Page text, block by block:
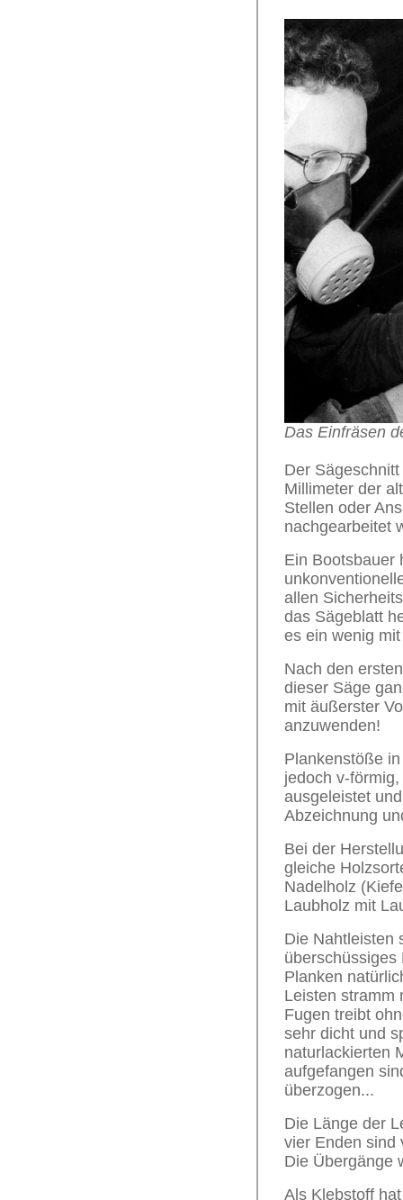
Das Einfräsen
Der
Millimeter der
Stellen oder
nachgearbeitet
Ein Bootsbauer
allen
das Sägeblatt
es ein wenig
Nach den
dieser Säge
mit äußerster
anzuwenden!
Plankenstöße
jedoch v-
ausgeleistet
Abzeichnung
Bei der
gleiche
Nadelholz
Laubholz mit
Die Nahtleisten
überschüssiges
Planken
Leisten stramm
Fugen treibt
sehr dicht und
naturlackierten
aufgefangen
überzogen...
Die Länge der
vier Enden sind
Die Übergänge
Als Klebstoff